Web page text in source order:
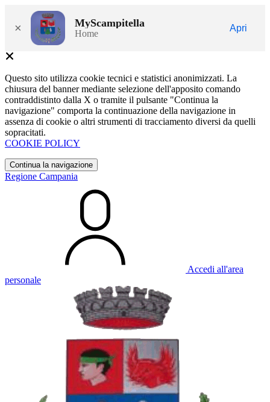
× MyScampitella
Home
Apri
Questo sito utilizza cookie tecnici e statistici anonimizzati. La
chiusura del banner mediante selezione dell'apposito comando
contraddistinto dalla X o tramite il pulsante "Continua la
navigazione" comporta la continuazione della navigazione in
assenza di cookie o altri strumenti di tracciamento diversi da quelli
sopracitati.
COOKIE POLICY
Continua la navigazione
Regione Campania
Accedi all'area
personale